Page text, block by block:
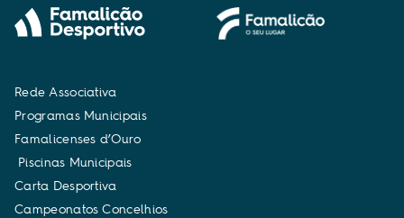
Rede Associativa
Programas Municipais
Famalicenses d’Ouro
Piscinas Municipais
Carta Desportiva
Campeonatos Concelhios